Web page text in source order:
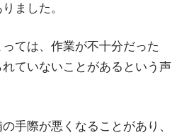
ました。
ては、作業が不十分だった
ていないことがあるという声
手際が悪くなることがあり、